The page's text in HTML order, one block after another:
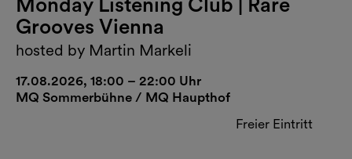
Grooves Vienna
hosted by Martin Markeli
17.08.2026, 18:00 – 22:00 Uhr
MQ Sommerbühne / MQ Haupthof
Freier Eintritt